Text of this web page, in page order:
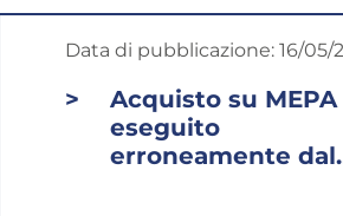
Data di pubblicazione:16/05/
Acquisto su MEPA
eseguito
erroneamente dal